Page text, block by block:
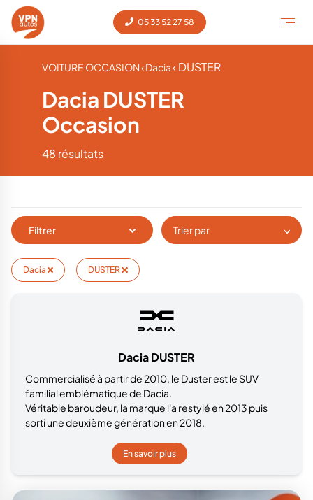
05 33 52 27 58
VOITURE OCCASION‹ Dacia‹ DUSTER
Dacia DUSTER
Occasion
48 résultats
Filtrer Trier par
Dacia DUSTER
Dacia DUSTER
Commercialisé à partir de 2010, le Duster est le SUV
familial emblématique de Dacia.
Véritable baroudeur, la marque l'a restylé en 2013 puis
sorti une deuxième génération en 2018.
En savoir plus